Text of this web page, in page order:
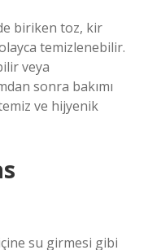
biriken toz, kir
temizlenebilir.
veya
sonra bakımı
ve hijyenik
su girmesi gibi